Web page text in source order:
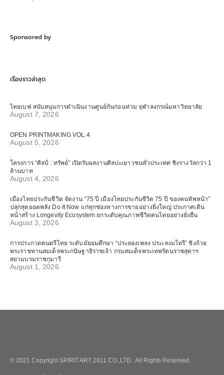
Sponsored by
เรื่องราวล่าสุด
ไทยเบฟ สนับสนุนการดำเนินงานศูนย์กันก่อนท่วม จุฬาลงกรณ์มหาวิทยาลัย
August 7, 2026
OPEN PRINTMAKING VOL.4
August 5, 2026
โครงการ “ศิลป์ : ทรัพย์” เปิดรับผลงานศิลปะเยาวชนทั่วประเทศ ชิงรางวัลกว่า 1
ล้านบาท
August 4, 2026
เมืองไทยประกันชีวิต จัดงาน “75 ปี เมืองไทยประกันชีวิต 75 ปี ของคนทัพหน้า”
ปลุกสุดยอดพลัง Do It Now แก่ทุกช่องทางการขายอย่างยิ่งใหญ่ ประกาศเดิน
หน้าสร้าง Longevity Ecosystem ยกระดับคุณภาพชีวิตคนไทยอย่างยั่งยืน
August 3, 2026
การประกวดดนตรีไทย ระดับมัธยมศึกษา “ประลองเพลง ประเลงมโหรี” ชิงถ้วย
พระราชทานสมเด็จพระกนิษฐาธิราชเจ้า กรมสมเด็จพระเทพรัตนราชสุดาฯ
สยามบรมราชกุมารี
August 1, 2026
© 2021 Copyright SPIRIT ART 2011 CO.,LTD. All Rights Reserved.